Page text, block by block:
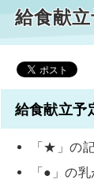
給食献
給食献立予
「★」の
「●」の